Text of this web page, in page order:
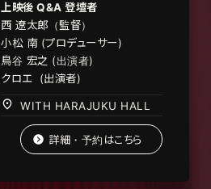
上映後 Q&A 登壇者
西 遼太郎（監督）
小松 南 (プロデューサー)
鳥谷 宏之 (出演者)
クロエ
(出演者)
WITH HARAJUKU HALL
詳細・予約はこちら